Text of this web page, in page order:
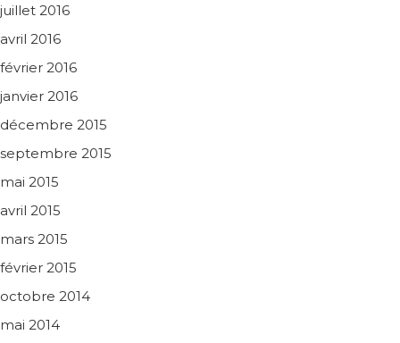
juillet 2016
avril 2016
février 2016
janvier 2016
décembre 2015
septembre 2015
mai 2015
avril 2015
mars 2015
février 2015
octobre 2014
mai 2014